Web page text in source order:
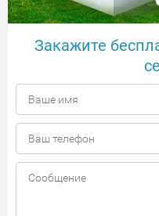
Закажите